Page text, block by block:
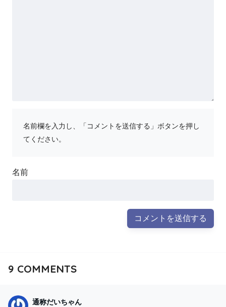
名前欄を入力し、「コメントを送信する」ボタンを押し
てください。
名前
9 COMMENTS
通称だいちゃん